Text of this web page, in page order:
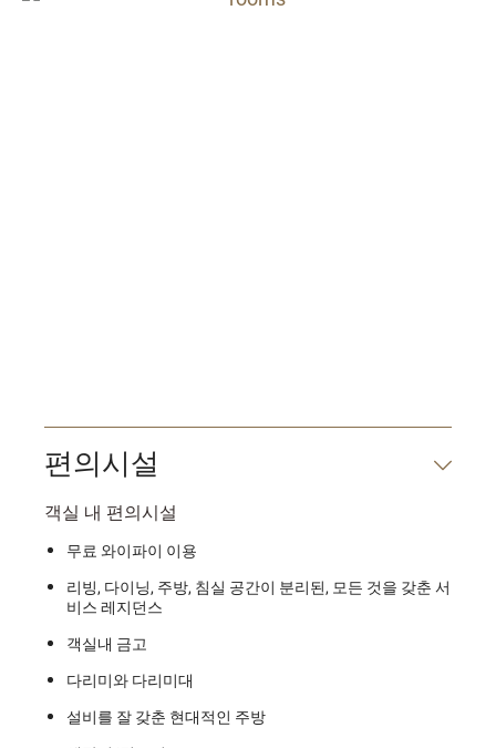
편의시설
객실 내 편의시설
무료 와이파이 이용
리빙, 다이닝, 주방, 침실 공간이 분리된, 모든 것을 갖춘 서
비스 레지던스
객실내 금고
다리미와 다리미대
설비를 잘 갖춘 현대적인 주방